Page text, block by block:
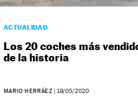
ACTUALIDAD
Los 20 coches más
de la historia
MARIO HERRÁEZ | 19/05/2020